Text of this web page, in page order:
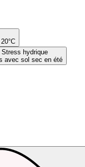
Stress hydrique
avec sol sec en été